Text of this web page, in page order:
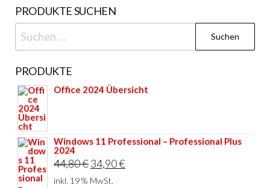
PRODUKTE SUCHEN
Suchen
nach:
PRODUKTE
Office 2024 Übersicht
Windows 11 Professional – Professional Plus
2024
44,80€Ursprünglicher
Preis
34,90€Aktueller
inkl. 19 % MwSt.